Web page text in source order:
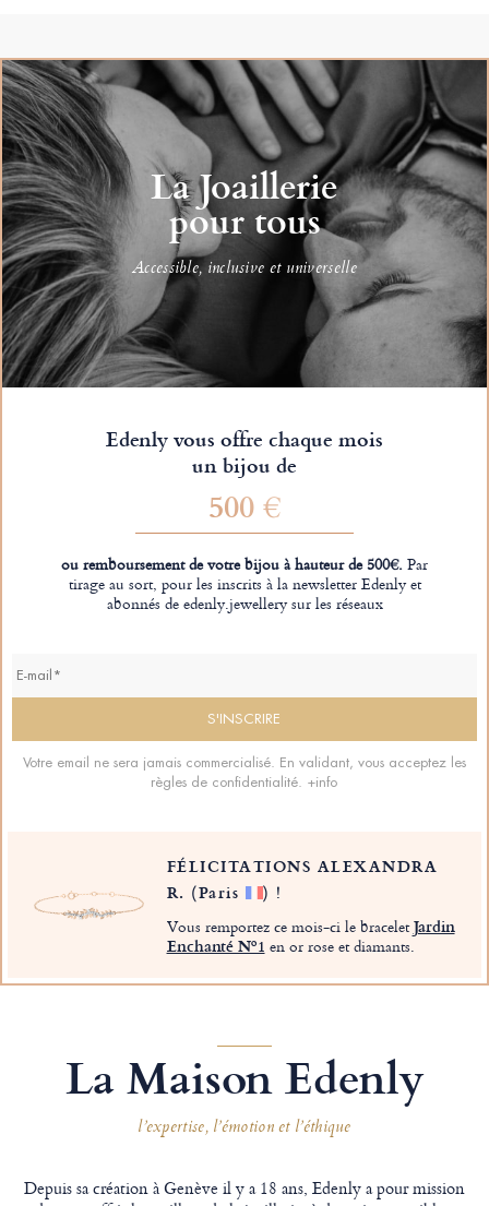
La Joaillerie
pour tous
Accessible, inclusive et universelle
Edenly vous offre chaque mois
un bijou de
500 €
ou remboursement de votre bijou à hauteur de 500€.Par
tirage au sort, pour les inscrits à la newsletter Edenly et
abonnés de edenly.jewellery sur les réseaux
Votre email ne sera jamais commercialisé. En validant, vous acceptez les
règles de confidentialité. +info
FÉLICITATIONS ALEXANDRA
R. (Paris ) !
Vous remportez ce mois-ci le braceletJardin
Enchanté Nº1 en or rose et diamants.
La Maison Edenly
l’expertise, l’émotion et l’éthique
Depuis sa création à Genève il y a 18 ans, Edenly a pour mission